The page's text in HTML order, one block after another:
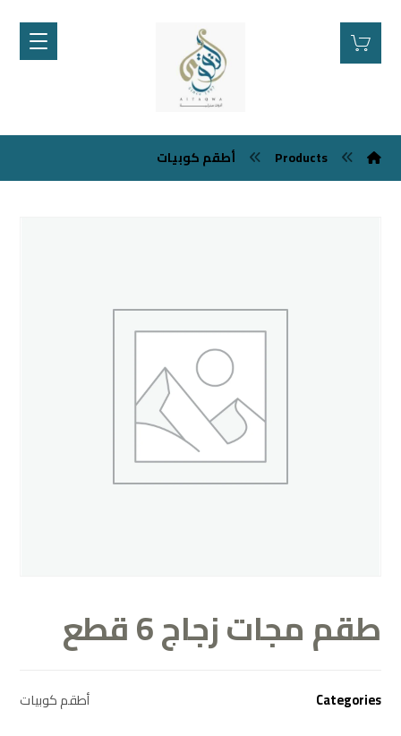
Products أطقم كوبيات
طقم مجات زجاج 6 قطع
Categories أطقم كوبيات